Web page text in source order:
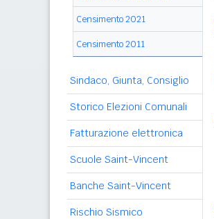
Censimento 2021
Censimento 2011
Sindaco, Giunta, Consiglio
Storico Elezioni Comunali
Fatturazione elettronica
Scuole Saint-Vincent
Banche Saint-Vincent
Rischio Sismico